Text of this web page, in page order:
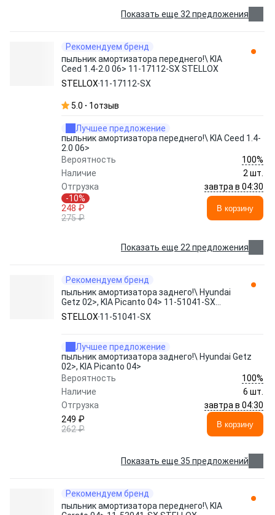
Показать еще 32 предложения
Рекомендуем бренд
пыльник амортизатора переднего!\ KIA
Ceed 1.4-2.0 06> 11-17112-SX STELLOX
STELLOX 11-17112-SX
5.0 1отзыв
Лучшее предложение
пыльник амортизатора переднего!\ KIA Ceed 1.4-
2.0 06>
Вероятность
100%
Наличие
2 шт.
Отгрузка
завтра в 04:30
-10%
248 ₽
275 ₽
В корзину
Показать еще 22 предложения
Рекомендуем бренд
пыльник амортизатора заднего!\ Hyundai
Getz 02>, KIA Picanto 04> 11-51041-SX
STELLOX
STELLOX 11-51041-SX
Лучшее предложение
пыльник амортизатора заднего!\ Hyundai Getz
02>, KIA Picanto 04>
Вероятность
100%
Наличие
6 шт.
Отгрузка
завтра в 04:30
249 ₽
262 ₽
В корзину
Показать еще 35 предложений
Рекомендуем бренд
пыльник амортизатора переднего!\ KIA